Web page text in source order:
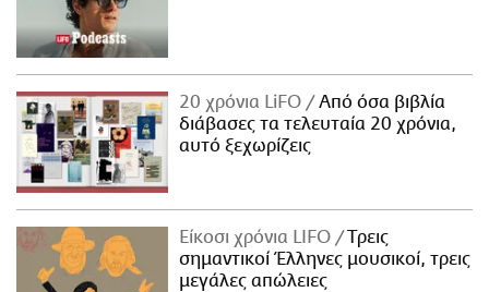
20 χρόνια LiFO
Από όσα βιβλία
διάβασες τα τελευταία 20 χρόνια,
αυτό ξεχωρίζεις
Είκοσι χρόνια LIFO
Tρεις
σημαντικοί Έλληνες μουσικοί, τρεις
μεγάλες απώλειες